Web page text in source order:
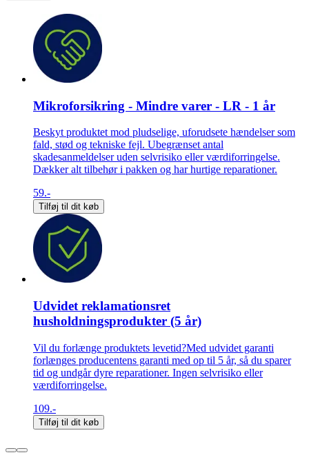
Mikroforsikring - Mindre varer - LR - 1 år
Beskyt produktet mod pludselige, uforudsete hændelser som
fald, stød og tekniske fejl. Ubegrænset antal
skadesanmeldelser uden selvrisiko eller værdiforringelse.
Dækker alt tilbehør i pakken og har hurtige reparationer.
59.-
Tilføj til dit køb
Udvidet reklamationsret
husholdningsprodukter (5 år)
Vil du forlænge produktets levetid?Med udvidet garanti
forlænges producentens garanti med op til 5 år, så du sparer
tid og undgår dyre reparationer. Ingen selvrisiko eller
værdiforringelse.
109.-
Tilføj til dit køb